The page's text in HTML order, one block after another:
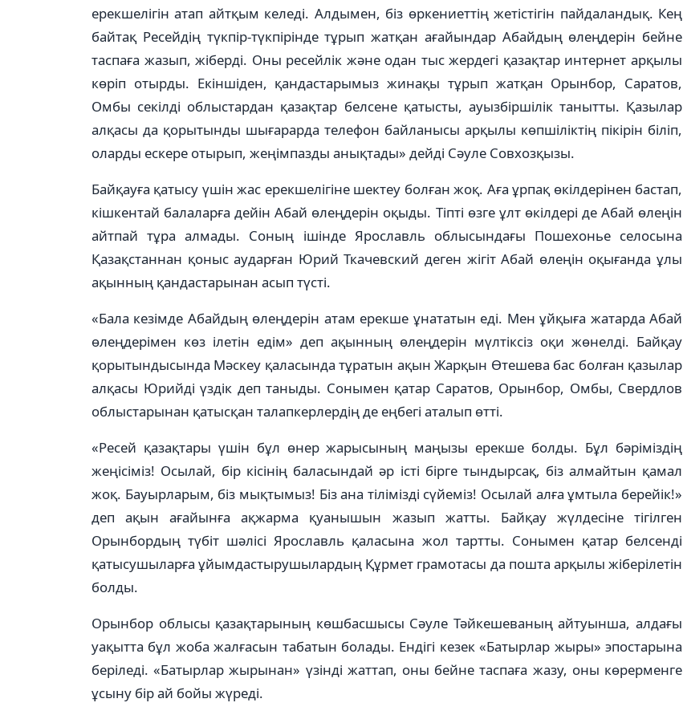
ерекшелігін атап айтқым келеді. Алдымен, біз өркениеттің жетістігін пайдаландық. Кең
байтақ Ресейдің түкпір-түкпірінде тұрып жатқан ағайындар Абайдың өлеңдерін бейне
таспаға жазып, жіберді. Оны ресейлік және одан тыс жердегі қазақтар интернет арқылы
көріп отырды. Екіншіден, қандастарымыз жинақы тұрып жатқан Орынбор, Саратов,
Омбы секілді облыстардан қазақтар белсене қатысты, ауызбіршілік танытты. Қазылар
алқасы да қорытынды шығарарда телефон байланысы арқылы көпшіліктің пікірін біліп,
оларды ескере отырып, жеңімпазды анықтады» дейді Сәуле Совхозқызы.
Байқауға қатысу үшін жас ерекшелігіне шектеу болған жоқ. Аға ұрпақ өкілдерінен бастап,
кішкентай балаларға дейін Абай өлеңдерін оқыды. Тіпті өзге ұлт өкілдері де Абай өлеңін
айтпай тұра алмады. Соның ішінде Ярославль облысындағы Пошехонье селосына
Қазақстаннан қоныс аударған Юрий Ткачевский деген жігіт Абай өлеңін оқығанда ұлы
ақынның қандастарынан асып түсті.
«Бала кезімде Абайдың өлеңдерін атам ерекше ұнататын еді. Мен ұйқыға жатарда Абай
өлеңдерімен көз ілетін едім» деп ақынның өлеңдерін мүлтіксіз оқи жөнелді. Байқау
қорытындысында Мәскеу қаласында тұратын ақын Жарқын Өтешева бас болған қазылар
алқасы Юрийді үздік деп таныды. Сонымен қатар Саратов, Орынбор, Омбы, Свердлов
облыстарынан қатысқан талапкерлердің де еңбегі аталып өтті.
«Ресей қазақтары үшін бұл өнер жарысының маңызы ерекше болды. Бұл бәріміздің
жеңісіміз! Осылай, бір кісінің баласындай әр істі бірге тындырсақ, біз алмайтын қамал
жоқ. Бауырларым, біз мықтымыз! Біз ана тілімізді сүйеміз! Осылай алға ұмтыла берейік!»
деп ақын ағайынға ақжарма қуанышын жазып жатты. Байқау жүлдесіне тігілген
Орынбордың түбіт шәлісі Ярославль қаласына жол тартты. Сонымен қатар белсенді
қатысушыларға ұйымдастырушылардың Құрмет грамотасы да пошта арқылы жіберілетін
болды.
Орынбор облысы қазақтарының көшбасшысы Сәуле Тәйкешеваның айтуынша, алдағы
уақытта бұл жоба жалғасын табатын болады. Ендігі кезек «Батырлар жыры» эпостарына
беріледі. «Батырлар жырынан» үзінді жаттап, оны бейне таспаға жазу, оны көрерменге
ұсыну бір ай бойы жүреді.